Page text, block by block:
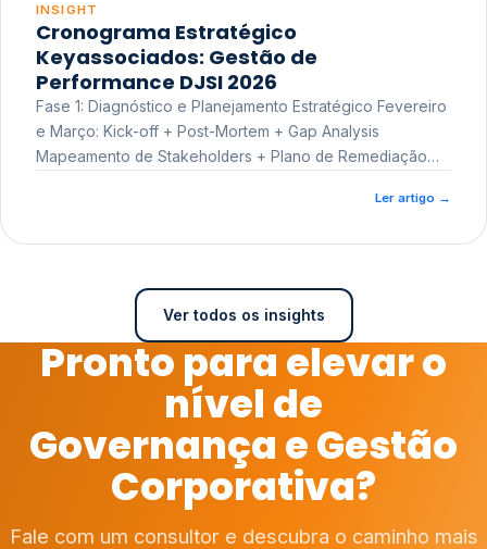
INSIGHT
Cronograma Estratégico
Keyassociados: Gestão de
Performance DJSI 2026
Fase 1: Diagnóstico e Planejamento Estratégico Fevereiro
e Março: Kick-off + Post-Mortem + Gap Analysis
Mapeamento de Stakeholders + Plano de Remediação
Ler artigo →
Ver todos os insights
Pronto para elevar o
nível de
Governança e Gestão
Corporativa?
Fale com um consultor e descubra o caminho mais